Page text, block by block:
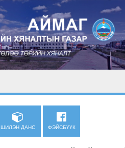
ШИЛЭН ДАНС ФЭЙСБҮҮК